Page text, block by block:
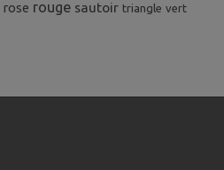
rose rouge sautoir triangle vert